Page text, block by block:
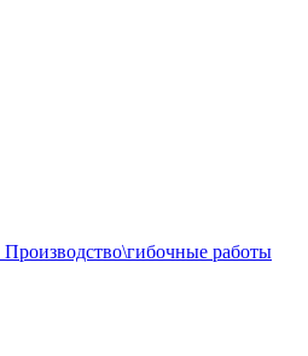
Производство\гибочные работы